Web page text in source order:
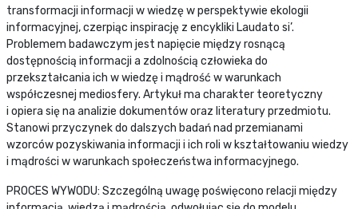
transformacji informacji w wiedzę w perspektywie ekologii
informacyjnej, czerpiąc inspirację z encykliki Laudato si’.
Problemem badawczym jest napięcie między rosnącą
dostępnością informacji a zdolnością człowieka do
przekształcania ich w wiedzę i mądrość w warunkach
współczesnej mediosfery. Artykuł ma charakter teoretyczny
i opiera się na analizie dokumentów oraz literatury przedmiotu.
Stanowi przyczynek do dalszych badań nad przemianami
wzorców pozyskiwania informacji i ich roli w kształtowaniu wiedzy
i mądrości w warunkach społeczeństwa informacyjnego.
PROCES WYWODU: Szczególną uwagę poświęcono relacji między